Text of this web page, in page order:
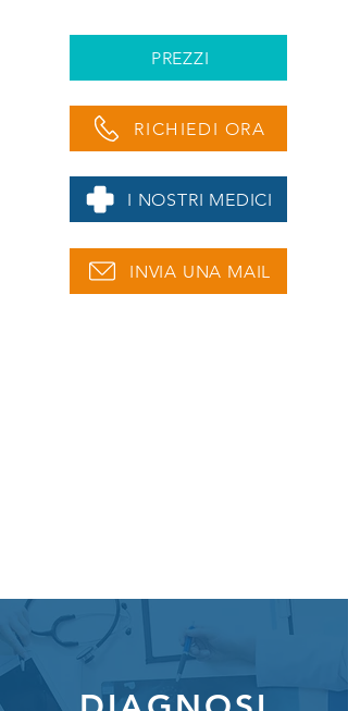
PREZZI
RICHIEDI ORA
I NOSTRI MEDICI
INVIA UNA MAIL